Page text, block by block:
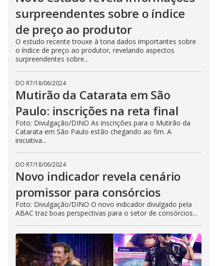
surpreendentes sobre o índice
de preço ao produtor
O estudo recente trouxe à tona dados importantes sobre
o índice de preço ao produtor, revelando aspectos
surpreendentes sobre...
DO R7/18/06/2024
Mutirão da Catarata em São
Paulo: inscrições na reta final
Foto: Divulgação/DINO As inscrições para o Mutirão da
Catarata em São Paulo estão chegando ao fim. A
iniciativa...
DO R7/18/06/2024
Novo indicador revela cenário
promissor para consórcios
Foto: Divulgação/DINO O novo indicador divulgado pela
ABAC traz boas perspectivas para o setor de consórcios...